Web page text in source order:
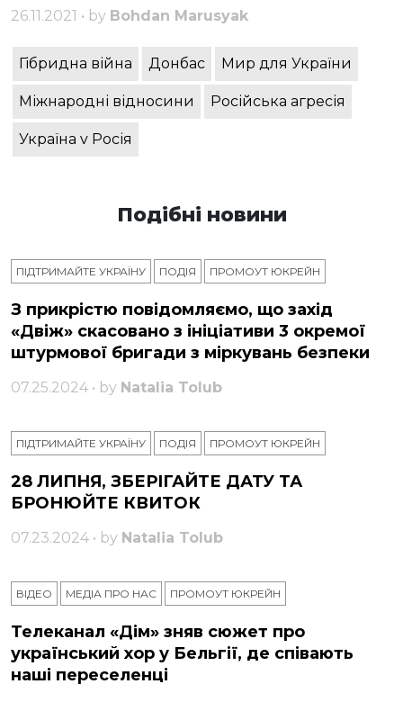
26.11.2021 • by Bohdan Marusyak
Гібридна війна Донбас Мир для України
Міжнародні відносини Російська агресія
Україна v Росія
Подібні новини
ПІДТРИМАЙТЕ УКРАЇНУ ПОДІЯ ПРОМОУТ ЮКРЕЙН
З прикрістю повідомляємо, що захід
«Двіж» скасовано з ініціативи 3 окремої
штурмової бригади з міркувань безпеки
07.25.2024 • by Natalia Tolub
ПІДТРИМАЙТЕ УКРАЇНУ ПОДІЯ ПРОМОУТ ЮКРЕЙН
28 ЛИПНЯ, ЗБЕРІГАЙТЕ ДАТУ ТА
БРОНЮЙТЕ КВИТОК
07.23.2024 • by Natalia Tolub
ВІДЕО МЕДІА ПРО НАС ПРОМОУТ ЮКРЕЙН
Телеканал «Дім» зняв сюжет про
український хор у Бельгії, де співають
наші переселенці